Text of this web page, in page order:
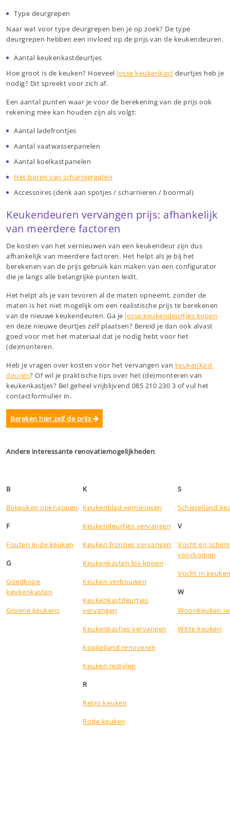
Type deurgrepen
Naar wat voor type deurgrepen ben je op zoek? De type
deurgrepen hebben een invloed op de prijs van de keukendeuren.
Aantal keukenkastdeurtjes
Hoe groot is de keuken? Hoeveel losse keukenkast deurtjes heb je
nodig? Dit spreekt voor zich af.
Een aantal punten waar je voor de berekening van de prijs ook
rekening mee kan houden zijn als volgt:
Aantal ladefrontjes
Aantal vaatwasserpanelen
Aantal koelkastpanelen
Het boren van scharniergaten
Accessoires (denk aan spotjes / scharnieren / boormal)
Keukendeuren vervangen prijs: afhankelijk
van meerdere factoren
De kosten van het vernieuwen van een keukendeur zijn dus
afhankelijk van meerdere factoren. Het helpt als je bij het
berekenen van de prijs gebruik kan maken van een configurator
die je langs alle belangrijke punten leidt.
Het helpt als je van tevoren al de maten opneemt, zonder de
maten is het niet mogelijk om een realistische prijs te berekenen
van de nieuwe keukendeuren. Ga je losse keukendeurtjes kopen
en deze nieuwe deurtjes zelf plaatsen? Bereid je dan ook alvast
goed voor met het materiaal dat je nodig hebt voor het
(de)monteren.
Heb je vragen over kosten voor het vervangen van keukenkast
deuren? Of wil je praktische tips over het (de)monteren van
keukenkastjes? Bel geheel vrijblijvend 085 210 230 3 of vul het
contactformulier in.
Bereken hier zelf de prijs
Andere interessante renovatiemogelijkheden:
B
Bijkeuken opknappen
F
Fouten in de keuken
G
Goedkope
keukenkasten
Groene keukens
K
Keukenblad vernieuwen
Keukendeurtjes vervangen
Keuken frontjes vervangen
Keukenkasten los kopen
Keuken verbouwen
Keukenkastdeurtjes
vervangen
Keukenkastjes vervangen
Kookeiland renoveren
Keuken restylen
R
Retro keuken
Rode keuken
S
Schiereiland
V
Vocht en
voorkomen
Vocht in
W
Woonkeuken
Witte keuken